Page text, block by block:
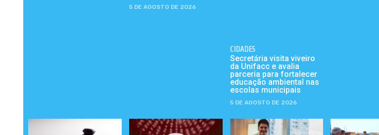
5 DE AGOSTO DE 2026
CIDADES
Secretária visita viveiro
da Unifacc e avalia
parceria para fortalecer
educação ambiental nas
escolas municipais
5 DE AGOSTO DE 2026